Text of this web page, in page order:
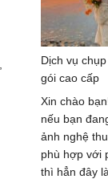
Dịch vụ
gói cao cấp
Xin chào
nếu bạn
ảnh nghệ
phù hợp với
thì hẳn đây